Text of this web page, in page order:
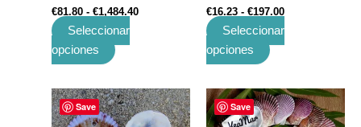
€81.80 - €1,484.40
Seleccionar
opciones
producto
€16.23 - €197.00
Seleccionar
opciones
producto
Save
Rango
de
precios:
Este
producto
Save
Rango
de
precios:
Este
producto